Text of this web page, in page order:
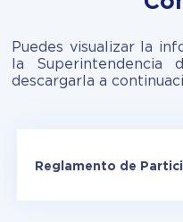
Puedes visualizar la
la Superintendencia
descargarla a
Reglamento de